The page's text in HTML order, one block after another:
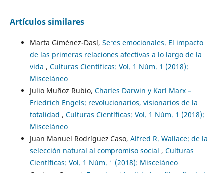
Artículos similares
Marta Giménez-Dasí, Seres emocionales. El impacto
de las primeras relaciones afectivas a lo largo de la
vida , Culturas Científicas: Vol. 1 Núm. 1 (2018):
Misceláneo
Julio Muñoz Rubio, Charles Darwin y Karl Marx –
Friedrich Engels: revolucionarios, visionarios de la
totalidad , Culturas Científicas: Vol. 1 Núm. 1 (2018):
Misceláneo
Juan Manuel Rodríguez Caso, Alfred R. Wallace: de la
selección natural al compromiso social , Culturas
Científicas: Vol. 1 Núm. 1 (2018): Misceláneo